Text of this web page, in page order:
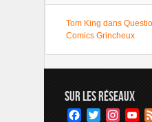
Tom King dans
Comics Grincheux
SUR LES RÉSEAUX
Facebook
Twitter